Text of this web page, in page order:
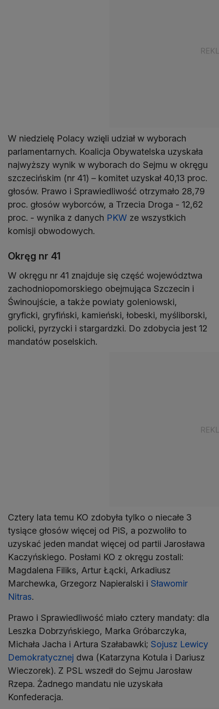
W niedzielę Polacy wzięli udział w wyborach
parlamentarnych. Koalicja Obywatelska uzyskała
najwyższy wynik w wyborach do Sejmu w okręgu
szczecińskim (nr 41) – komitet uzyskał 40,13 proc.
głosów. Prawo i Sprawiedliwość otrzymało 28,79
proc. głosów wyborców, a Trzecia Droga - 12,62
proc. - wynika z danych PKW ze wszystkich
komisji obwodowych.
Okręg nr 41
W okręgu nr 41 znajduje się część województwa
zachodniopomorskiego obejmująca Szczecin i
Świnoujście, a także powiaty goleniowski,
gryficki, gryfiński, kamieński, łobeski, myśliborski,
policki, pyrzycki i stargardzki. Do zdobycia jest 12
mandatów poselskich.
Cztery lata temu KO zdobyła tylko o niecałe 3
tysiące głosów więcej od PiS, a pozwoliło to
uzyskać jeden mandat więcej od partii Jarosława
Kaczyńskiego. Posłami KO z okręgu zostali:
Magdalena Filiks, Artur Łącki, Arkadiusz
Marchewka, Grzegorz Napieralski i Sławomir
Nitras.
Prawo i Sprawiedliwość miało cztery mandaty: dla
Leszka Dobrzyńskiego, Marka Gróbarczyka,
Michała Jacha i Artura Szałabawki; Sojusz Lewicy
Demokratycznej dwa (Katarzyna Kotula i Dariusz
Wieczorek). Z PSL wszedł do Sejmu Jarosław
Rzepa. Żadnego mandatu nie uzyskała
Konfederacja.